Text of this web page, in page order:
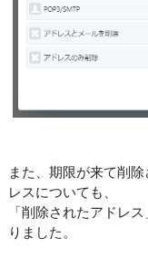
また、期限が来て削
レスについても、
「削除されたアドレ
りました。